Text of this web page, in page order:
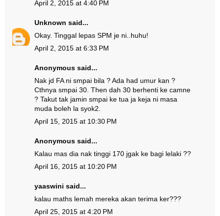
April 2, 2015 at 4:40 PM
Unknown said...
Okay. Tinggal lepas SPM je ni..huhu!
April 2, 2015 at 6:33 PM
Anonymous said...
Nak jd FA ni smpai bila ? Ada had umur kan ?
Cthnya smpai 30. Then dah 30 berhenti ke camne
? Takut tak jamin smpai ke tua ja keja ni masa
muda boleh la syok2.
April 15, 2015 at 10:30 PM
Anonymous said...
Kalau mas dia nak tinggi 170 jgak ke bagi lelaki ??
April 16, 2015 at 10:20 PM
yaaswini said...
kalau maths lemah mereka akan terima ker???
April 25, 2015 at 4:20 PM